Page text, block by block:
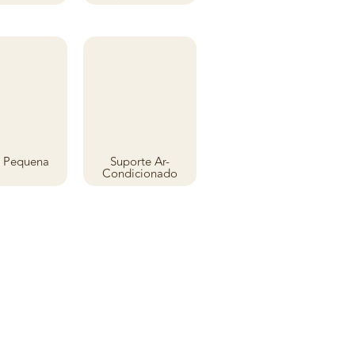
Suporte Ar-
Condicionado